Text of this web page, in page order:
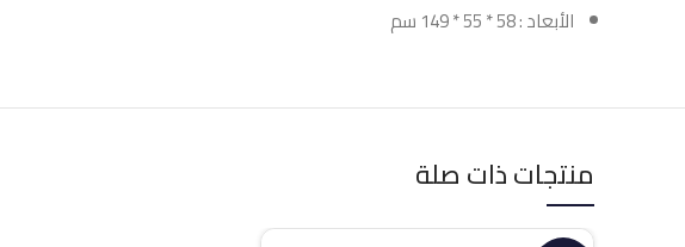
الأبعاد : 58 * 55 * 149 سم
منتجات ذات صلة